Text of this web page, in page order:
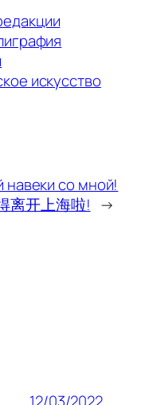
искусство
навеки со мной!
离开上海啦! →
12/03/2022